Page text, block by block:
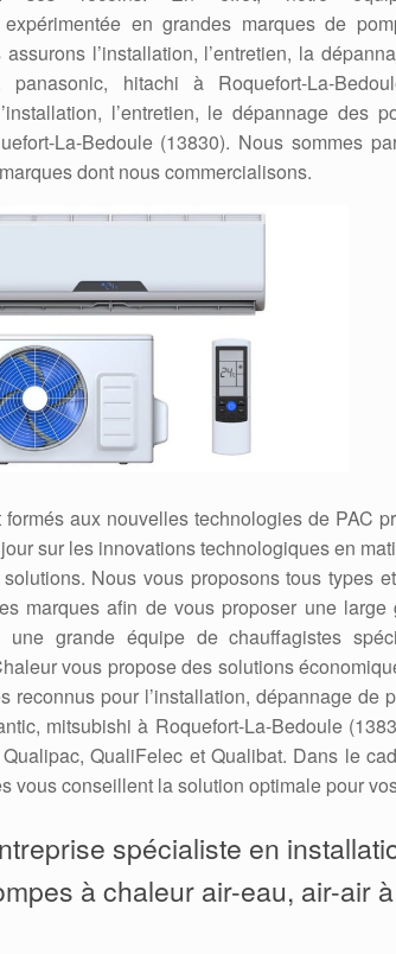
expérimentée en grandes marques de
l’installation, l’entretien, la
hitachi à Roquefort-La-
l’entretien, le dépannage des
La-Bedoule (13830). Nous sommes
dont nous commercialisons.
aux nouvelles technologies de PAC
sur les innovations technologiques en
Nous vous proposons tous types
marques afin de vous proposer une large
grande équipe de chauffagistes
vous propose des solutions
pour l’installation, dépannage de
mitsubishi à Roquefort-La-Bedoule
QualiFelec et Qualibat. Dans le
vous conseillent la solution optimale pour
spécialiste en
à chaleur air-eau, air-air